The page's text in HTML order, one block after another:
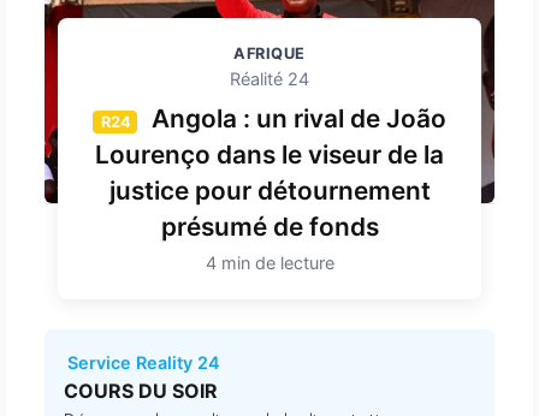
AFRIQUE
Réalité 24
R24
Angola : un rival de João
Lourenço dans le viseur de la
justice pour détournement
présumé de fonds
4 min de lecture
Service Reality 24
COURS DU SOIR